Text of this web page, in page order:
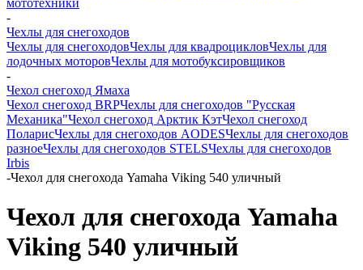
мототехники
-
Чехлы для снегоходов
Чехлы для снегоходовЧехлы для квадроцикловЧехлы для
лодочных моторовЧехлы для мотобуксировщиков
-
Чехол снегоход Ямаха
Чехол снегоход BRPЧехлы для снегоходов "Русская
Механика"Чехол снегоход Арктик КэтЧехол снегоход
ПоларисЧехлы для снегоходов AODESЧехлы для снегоходов
разноеЧехлы для снегоходов STELSЧехлы для снегоходов
Irbis
-Чехол для снегохода Yamaha Viking 540 уличный
Чехол для снегохода Yamaha
Viking 540 уличный